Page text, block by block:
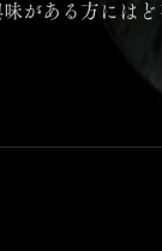
がある方には